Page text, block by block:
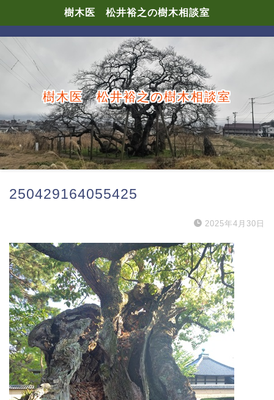
樹木医 松井裕之の樹木相談室
樹木医 松井裕之の樹木相談室
250429164055425
2025年4月30日